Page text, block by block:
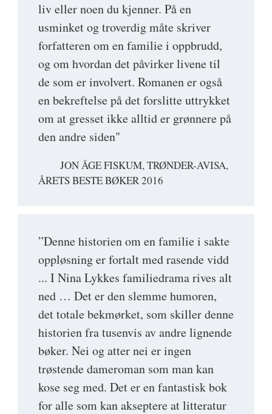
liv eller noen du kjenner. På en
usminket og troverdig måte skriver
forfatteren om en familie i oppbrudd,
og om hvordan det påvirker livene til
de som er involvert. Romanen er også
en bekreftelse på det forslitte uttrykket
om at gresset ikke alltid er grønnere på
den andre siden"
JON ÅGE FISKUM, TRØNDER-AVISA,
ÅRETS BESTE BØKER 2016
”Denne historien om en familie i sakte
oppløsning er fortalt med rasende vidd
... I Nina Lykkes familiedrama rives alt
ned … Det er den slemme humoren,
det totale bekmørket, som skiller denne
historien fra tusenvis av andre lignende
bøker. Nei og atter nei er ingen
trøstende dameroman som man kan
kose seg med. Det er en fantastisk bok
for alle som kan akseptere at litteratur